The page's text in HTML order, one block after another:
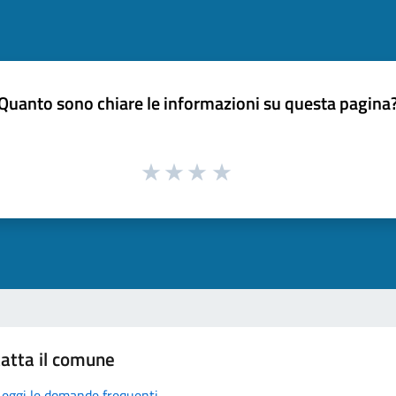
sono chiare le informazioni su questa
il comune